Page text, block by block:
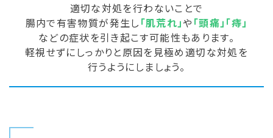
適切な対処を行わないことで
腸内で有害物質が発生し 「肌荒れ」や 「頭痛」「痔」
などの症状を引き起こす可能性もあります。
軽視せずにしっかりと原因を見極め適切な対処を
行うようにしましょう。